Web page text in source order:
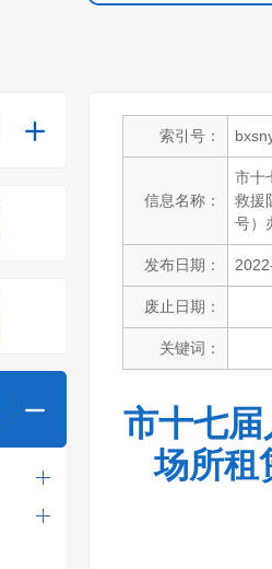
索引号：
信息名称：
市十
救援
号）
发布日期：
废止日期：
关键词：
市十七
场所租